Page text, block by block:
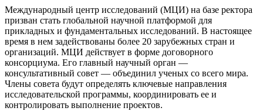
Международный центр исследований (МЦИ) на базе ректора
призван стать глобальной научной платформой для
прикладных и фундаментальных исследований. В настоящее
время в нем задействованы более 20 зарубежных стран и
организаций. МЦИ действует в форме договорного
консорциума. Его главный научный орган —
консультативный совет — объединил ученых со всего мира.
Члены совета будут определять ключевые направления
исследовательской программы, координировать ее и
контролировать выполнение проектов.